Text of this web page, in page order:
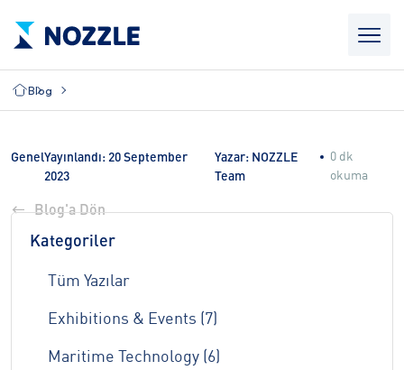
Blog
GenelYayınlandı: 20 September
2023
Yazar: NOZZLE
Team
0 dk
okuma
Blog'a Dön
Kategoriler
Tüm Yazılar
Exhibitions & Events (7)
Maritime Technology (6)